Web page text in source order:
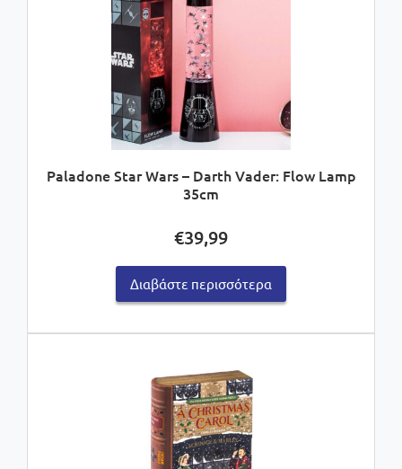
Paladone Star Wars – Darth Vader: Flow Lamp
35cm
€39,99
Διαβάστε περισσότερα